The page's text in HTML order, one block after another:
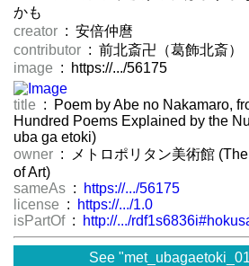
かも
creator : 安倍仲麿
contributor : 前北斎卍（葛飾北斎）
image : https://.../56175
title : Poem by Abe no Nakamaro,
Hundred Poems Explained by the
uba ga etoki)
owner : メトロポリタン美術館
of Art)
sameAs :
https://.../56175
license :
https://.../1.0
isPartOf : http://.../
See